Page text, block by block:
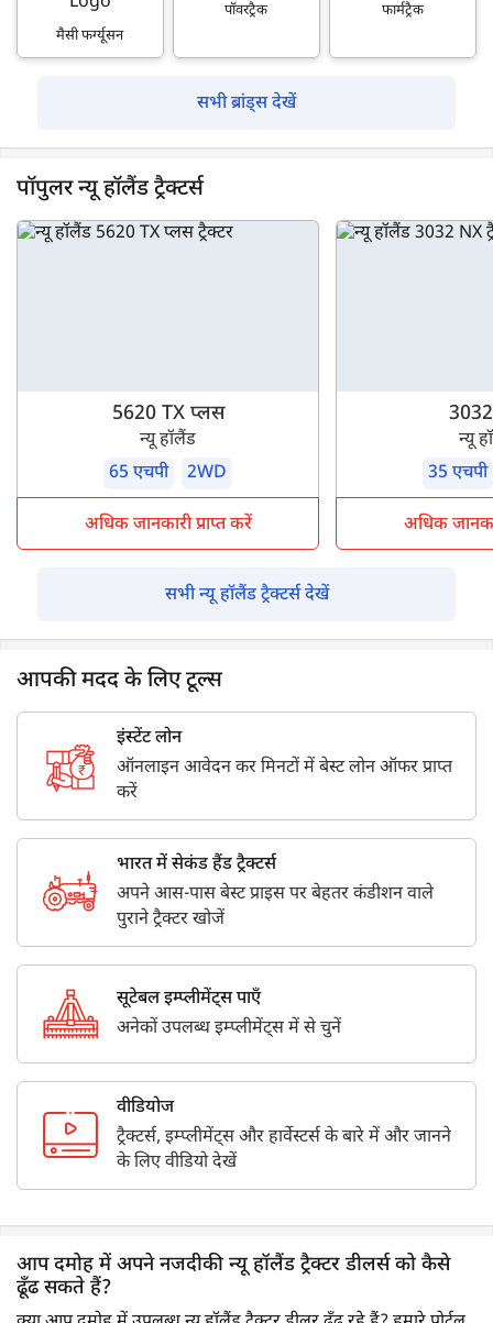
मैसी फर्ग्यूसन
पॉवरट्रैक फार्मट्रैक
सभी ब्रांड्स देखें
पॉपुलर न्यू हॉलैंड ट्रैक्टर्स
5620 TX प्लस
न्यू हॉलैंड
65 एचपी
2WD
अधिक जानकारी प्राप्त करें
न्यू
35 एचपी
अधिक
सभी न्यू हॉलैंड ट्रैक्टर्स देखें
आपकी मदद के लिए टूल्स
इंस्टेंट लोन
ऑनलाइन आवेदन कर मिनटों में बेस्ट लोन ऑफर प्राप्त
करें
भारत में सेकंड हैंड ट्रैक्टर्स
अपने आस-पास बेस्ट प्राइस पर बेहतर कंडीशन वाले
पुराने ट्रैक्टर खोजें
सूटेबल इम्प्लीमेंट्स पाएँ
अनेकों उपलब्ध इम्प्लीमेंट्स में से चुनें
वीडियोज
ट्रैक्टर्स, इम्प्लीमेंट्स और हार्वेस्टर्स के बारे में और जानने
के लिए वीडियो देखें
आप दमोह में अपने नजदीकी न्यू हॉलैंड ट्रैक्टर डीलर्स को कैसे
ढूँढ सकते हैं?